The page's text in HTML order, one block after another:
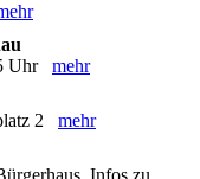
Uhr mehr
2 mehr
Infos zu